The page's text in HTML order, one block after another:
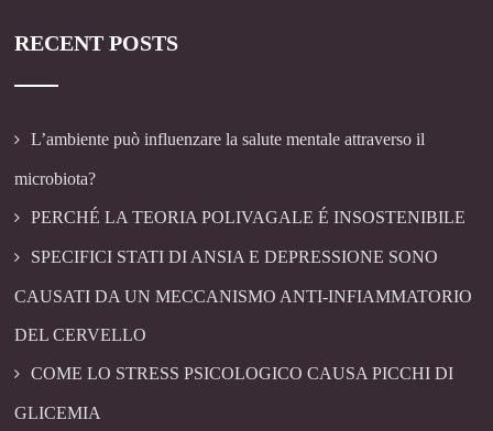
RECENT POSTS
L’ambiente può influenzare la salute mentale attraverso il
microbiota?
PERCHÉ LA TEORIA POLIVAGALE É INSOSTENIBILE
SPECIFICI STATI DI ANSIA E DEPRESSIONE SONO
CAUSATI DA UN MECCANISMO ANTI-INFIAMMATORIO
DEL CERVELLO
COME LO STRESS PSICOLOGICO CAUSA PICCHI DI
GLICEMIA